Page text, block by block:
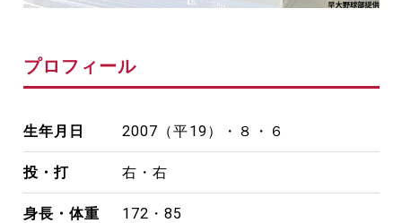
プロフィール
生年月日 2007（平19）・８・６
投・打 右・右
身長・体重 172・85